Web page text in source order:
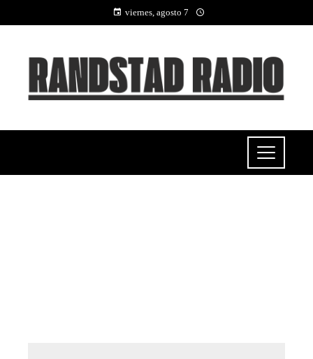
viernes, agosto 7